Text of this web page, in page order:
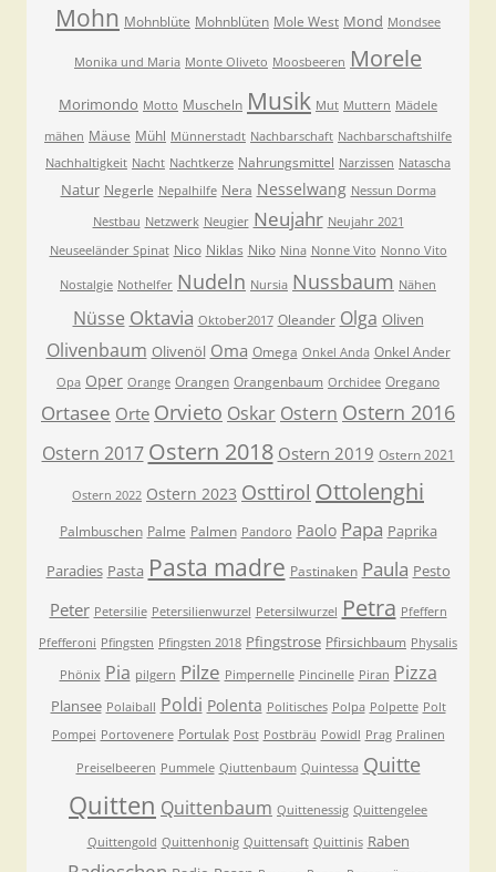
Mohn Mohnblüte Mohnblüten Mole West Mond Mondsee
Monika und Maria Monte Oliveto Moosbeeren Morele
Morimondo Motto Muscheln Musik Mut Muttern Mädele
mähen Mäuse Mühl Münnerstadt Nachbarschaft Nachbarschaftshilfe
Nachhaltigkeit Nacht Nachtkerze Nahrungsmittel Narzissen Natascha
Natur Negerle Nepalhilfe Nera Nesselwang Nessun Dorma
Nestbau Netzwerk Neugier Neujahr Neujahr 2021
Neuseeländer Spinat Nico Niklas Niko Nina Nonne Vito Nonno Vito
Nostalgie Nothelfer Nudeln Nursia Nussbaum Nähen
Nüsse Oktavia Oktober2017 Oleander Olga Oliven
Olivenbaum Olivenöl Oma Omega Onkel Anda Onkel Ander
Opa Oper Orange Orangen Orangenbaum Orchidee Oregano
Ortasee Orte Orvieto Oskar Ostern Ostern 2016
Ostern 2017 Ostern 2018 Ostern 2019 Ostern 2021
Ostern 2022 Ostern 2023 Osttirol Ottolenghi
Palmbuschen Palme Palmen Pandoro Paolo Papa Paprika
Paradies Pasta Pasta madre Pastinaken Paula Pesto
Peter Petersilie Petersilienwurzel Petersilwurzel Petra Pfeffern
Pfefferoni Pfingsten Pfingsten 2018 Pfingstrose Pfirsichbaum Physalis
Phönix Pia pilgern Pilze Pimpernelle Pincinelle Piran Pizza
Plansee Polaiball Poldi Polenta Politisches Polpa Polpette Polt
Pompei Portovenere Portulak Post Postbräu Powidl Prag Pralinen
Preiselbeeren Pummele Qiuttenbaum Quintessa Quitte
Quitten Quittenbaum Quittenessig Quittengelee
Quittengold Quittenhonig Quittensaft Quittinis Raben